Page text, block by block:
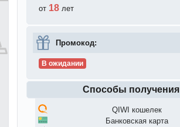
от 18 лет
Промокод:
В ожидании
Способы получения
QIWI кошелек
Банковская карта